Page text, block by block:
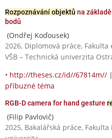
Rozpoznávání objektů na
bodů
(Ondřej Koďousek)
2026, Diplomová práce,
VŠB – Technická univerzita
• http://theses.cz/id//67814m// |
příbuzné téma
RGB-D camera for hand gesture
(Filip Pavlovič)
2025, Bakalářská práce,